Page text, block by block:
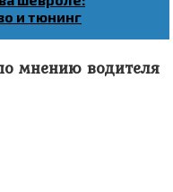
и тюнинг
мнению водителя